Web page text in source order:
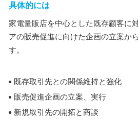
具体的には
家電量販店を中心とした既存顧客に
アの販売促進に向けた企画の立案か
す。
既存取引先との関係維持と強化
販売促進企画の立案、実行
新規取引先の開拓と商談